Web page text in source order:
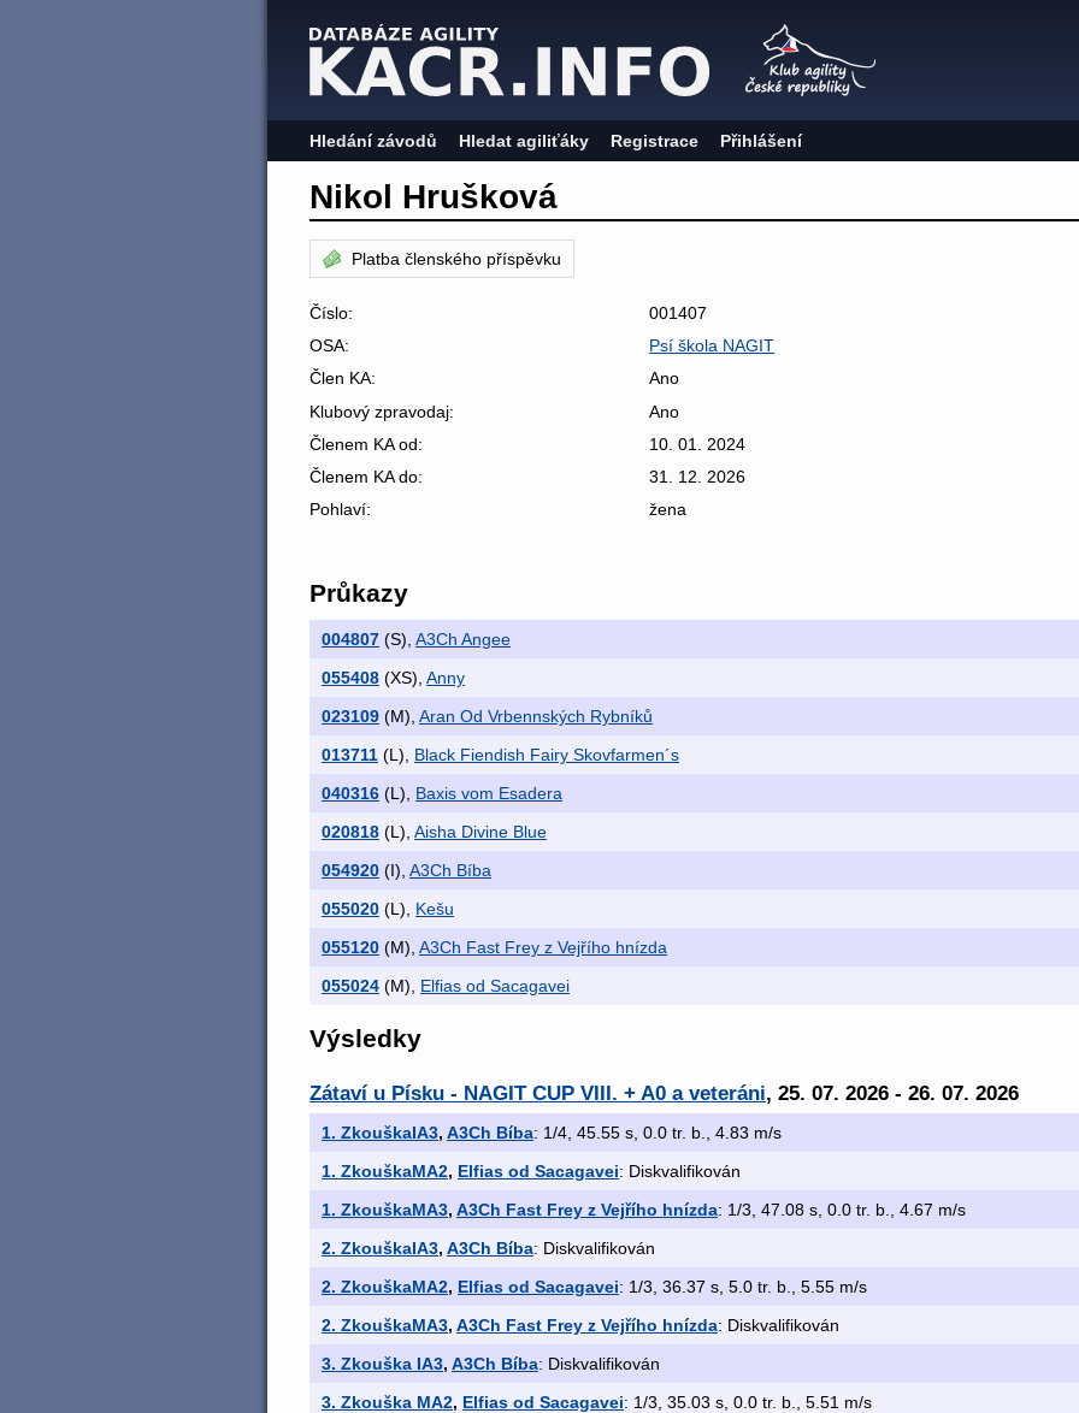
Hledání závodů Hledat agiliťáky Registrace Přihlášení
Nikol Hrušková
Platba členského příspěvku
Číslo:
001407
OSA:
Psí škola NAGIT
Člen KA:
Ano
Klubový zpravodaj:
Ano
Členem KA od:
10. 01. 2024
Členem KA do:
31. 12. 2026
Pohlaví:
žena
Průkazy
004807 (S) A3Ch Angee
055408 (XS) Anny
023109 (M) Aran Od Vrbennských Rybníků
013711 (L)
Black Fiendish Fairy Skovfarmen´s
040316 (L)
Baxis vom Esadera
020818 (L) Aisha Divine Blue
054920 (I) A3Ch Bíba
055020 (L)
Kešu
055120 (M) A3Ch Fast Frey z Vejřího hnízda
055024 (M) Elfias od Sacagavei
Výsledky
Zátaví u Písku - NAGIT CUP VIII. + A0 a veteráni, 25. 07. 2026 - 26. 07. 2026
1. ZkouškaIA3, A3Ch Bíba: 1/4, 45.55 s, 0.0 tr. b., 4.83 m/s
1. ZkouškaMA2, Elfias od Sacagavei: Diskvalifikován
1. ZkouškaMA3, A3Ch Fast Frey z Vejřího hnízda: 1/3, 47.08 s, 0.0 tr. b., 4.67 m/s
2. ZkouškaIA3, A3Ch Bíba: Diskvalifikován
2. ZkouškaMA2, Elfias od Sacagavei: 1/3, 36.37 s, 5.0 tr. b., 5.55 m/s
2. ZkouškaMA3, A3Ch Fast Frey z Vejřího hnízda: Diskvalifikován
3. Zkouška IA3, A3Ch Bíba: Diskvalifikován
3. Zkouška MA2, Elfias od Sacagavei: 1/3, 35.03 s, 0.0 tr. b., 5.51 m/s